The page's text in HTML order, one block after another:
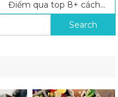
Điểm qua top 8+ cách làm căng da mặt được yêu thích nhất